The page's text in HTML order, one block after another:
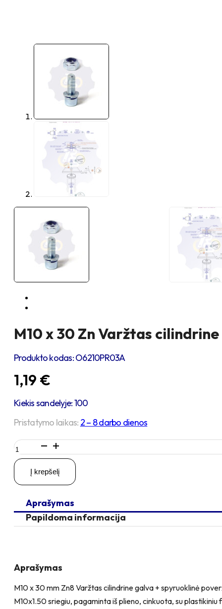
M10 x 30 Zn Varžtas
Produkto kodas:O6210PR03A
1,19 €
Kiekis sandelyje: 100
Pristatymo laikas: 2 – 8 darbo dienos
produkto
kiekis:
M10
30
Varžtas
cilindrine
galva
+
poveržlė
+
N10S
Veržlė
Į krepšelį
Aprašymas
Papildoma informacija
Aprašymas
M10 x 30 mm Zn8 Varžtas cilindrine galva + spyruoklinė
M10x1.50 sriegiu, pagaminta iš plieno, cinkuota, su